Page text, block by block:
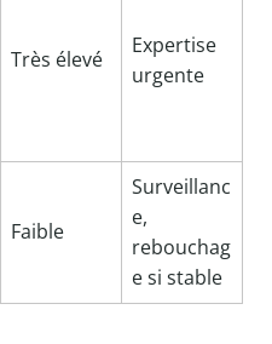
Très élevé
Expertise
urgente
Faible
Surveillanc
e,
rebouchag
e si stable